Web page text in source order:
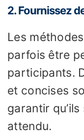
2. Fournissez
Les
parfois être
participants.
et concises
garantir
attendu.